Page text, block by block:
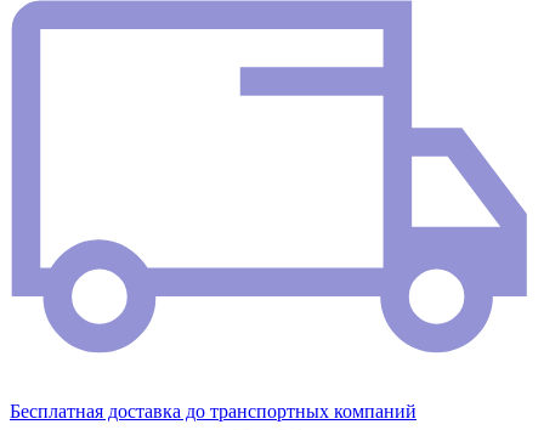
Бесплатная доставка до транспортных компаний